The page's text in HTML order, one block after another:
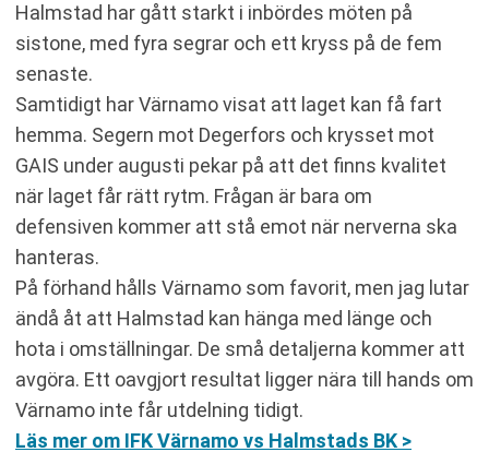
Halmstad har gått starkt i inbördes möten på
sistone, med fyra segrar och ett kryss på de fem
senaste.
Samtidigt har Värnamo visat att laget kan få fart
hemma. Segern mot Degerfors och krysset mot
GAIS under augusti pekar på att det finns kvalitet
när laget får rätt rytm. Frågan är bara om
defensiven kommer att stå emot när nerverna ska
hanteras.
På förhand hålls Värnamo som favorit, men jag lutar
ändå åt att Halmstad kan hänga med länge och
hota i omställningar. De små detaljerna kommer att
avgöra. Ett oavgjort resultat ligger nära till hands om
Värnamo inte får utdelning tidigt.
Läs mer om IFK Värnamo vs Halmstads BK >